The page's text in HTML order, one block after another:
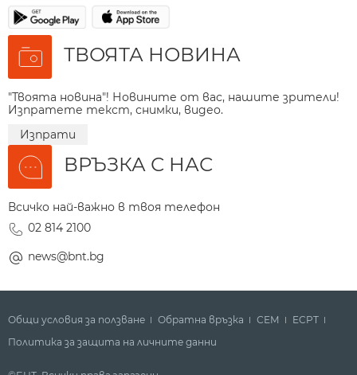
ТВОЯТА НОВИНА
"Твоята новина"! Новините от вас, нашите зрители!
Изпратете текст, снимки, видео.
Изпрати
ВРЪЗКА С НАС
Всичко най-важно в твоя телефон
02 814 2100
news@bnt.bg
Общи условия за ползване Обратна връзка СЕМ
ECPT
Политика за защита на личните данни